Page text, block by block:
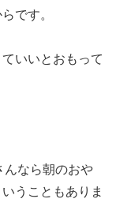
です。
いいとおもって
んなら朝のおや
うこともありま